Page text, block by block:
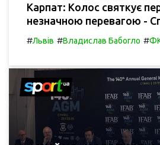
Карпат: Колос святкує
незначною перевагою -
#Львів #Владислав Бабогло #ФК